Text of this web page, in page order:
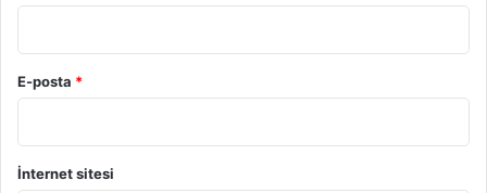
E-posta *
İnternet sitesi